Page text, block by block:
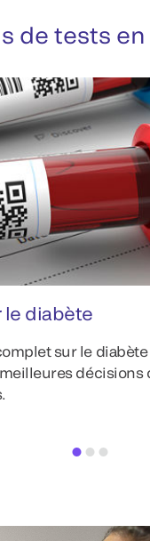
de tests
le diabète
sur le
décisions